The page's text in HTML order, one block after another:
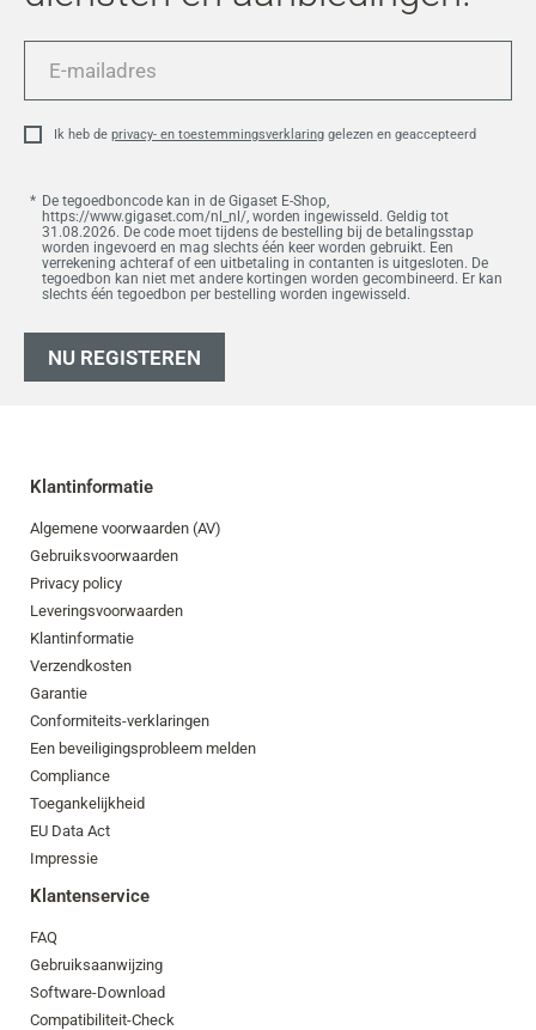
mailadres
Ik heb de privacy- en toestemmingsverklaring gelezen en geaccepteerd
De tegoedboncode kan in de Gigaset E-Shop,
https://www.gigaset.com/nl_nl/, worden ingewisseld. Geldig tot
31.08.2026. De code moet tijdens de bestelling bij de betalingsstap
worden ingevoerd en mag slechts één keer worden gebruikt. Een
verrekening achteraf of een uitbetaling in contanten is uitgesloten. De
tegoedbon kan niet met andere kortingen worden gecombineerd. Er kan
slechts één tegoedbon per bestelling worden ingewisseld.
NU REGISTEREN
Klantinformatie
Algemene voorwaarden (AV)
Gebruiksvoorwaarden
Privacy policy
Leveringsvoorwaarden
Klantinformatie
Verzendkosten
Garantie
Conformiteits-verklaringen
Een beveiligingsprobleem melden
Compliance
Toegankelijkheid
EU Data Act
Impressie
Klantenservice
FAQ
Gebruiksaanwijzing
Software-Download
Compatibiliteit-Check